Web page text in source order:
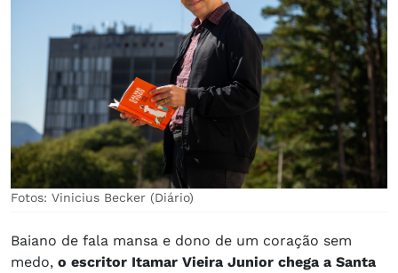
Fotos: Vinicius Becker (Diário)
Baiano de fala mansa e dono de um coração sem
medo, o escritor Itamar Vieira Junior chega a Santa